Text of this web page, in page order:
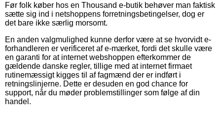
Før folk køber hos en Thousand e-butik behøver man faktisk
sætte sig ind i netshoppens forretningsbetingelser, dog er
det bare ikke særlig morsomt.
En anden valgmulighed kunne derfor være at se hvorvidt e-
forhandleren er verificeret af e-mærket, fordi det skulle være
en garanti for at internet webshoppen efterkommer de
gældende danske regler, tillige med at internet firmaet
rutinemæssigt kigges til af fagmænd der er indført i
retningslinjerne. Dette er desuden en god chance for
support, når du møder problemstillinger som følge af din
handel.